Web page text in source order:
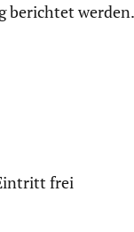
berichtet werden.
frei